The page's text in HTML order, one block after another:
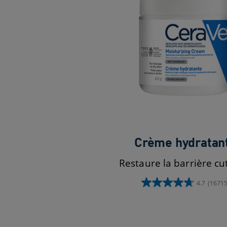
Crème
Restaure la barrière
4.7
4.7